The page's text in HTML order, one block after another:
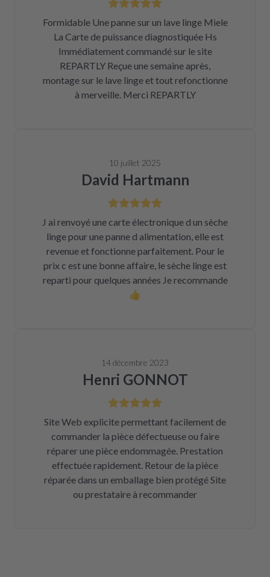
Formidable Une panne sur un lave linge Miele
La Carte de puissance diagnostiquée Hs
Immédiatement commandé sur le site
REPARTLY Reçue une semaine après,
montage sur le lave linge et tout refonctionne
à merveille. Merci REPARTLY
10 juillet 2025
David Hartmann
J ai renvoyé une carte électronique d un sèche
linge pour une panne d alimentation, elle est
revenue et fonctionne parfaitement. Pour le
prix c est une bonne affaire, le sèche linge est
reparti pour quelques années Je recommande
👍
14 décembre 2023
Henri GONNOT
Site Web explicite permettant facilement de
commander la pièce défectueuse ou faire
réparer une pièce endommagée. Prestation
effectuée rapidement. Retour de la pièce
réparée dans un emballage bien protégé Site
ou prestataire à recommander